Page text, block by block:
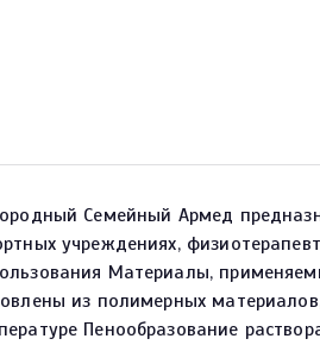
Семейный Армед
учреждениях,
Материалы,
из полимерных
Пенообразование